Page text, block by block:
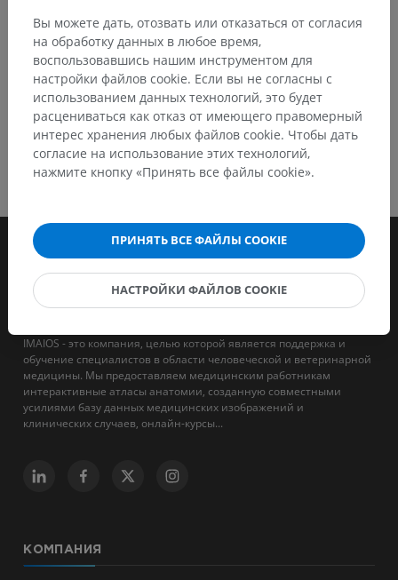
IMAIOS - это компания, целью которой является поддержка и
обучение специалистов в области человеческой и ветеринарной
медицины. Мы предоставляем медицинским работникам
интерактивные атласы анатомии, созданную совместными
усилиями базу данных медицинских изображений и
клинических случаев, онлайн-курсы...
КОМПАНИЯ
Вы можете дать, отозвать или отказаться от согласия
на обработку данных в любое время,
воспользовавшись нашим инструментом для
настройки файлов cookie. Если вы не согласны с
использованием данных технологий, это будет
расцениваться как отказ от имеющего правомерный
интерес хранения любых файлов cookie. Чтобы дать
согласие на использование этих технологий,
нажмите кнопку «Принять все файлы cookie».
ПРИНЯТЬ ВСЕ ФАЙЛЫ COOKIE
НАСТРОЙКИ ФАЙЛОВ COOKIE